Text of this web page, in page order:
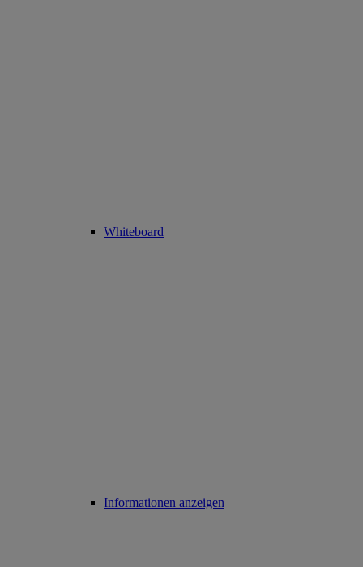
Whiteboard
Informationen anzeigen